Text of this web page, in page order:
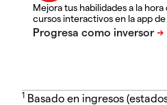
Mejora tus habilidades a la
cursos interactivos en la app
1 Basado en ingresos